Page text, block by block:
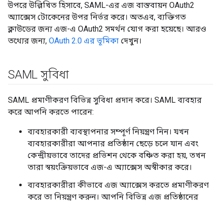
উপরে উল্লিখিত হিসাবে, SAML-এর এজ বাস্তবায়ন OAuth2
অ্যাক্সেস টোকেনের উপর নির্ভর করে। অতএব, ব্যক্তিগত
ক্লাউডের জন্য এজ-এ OAuth2 সমর্থন যোগ করা হয়েছে। আরও
তথ্যের জন্য, OAuth 2.0 এর ভূমিকা দেখুন।
SAML সুবিধা
SAML প্রমাণীকরণ বিভিন্ন সুবিধা প্রদান করে। SAML ব্যবহার
করে আপনি করতে পারেন:
ব্যবহারকারী ব্যবস্থাপনার সম্পূর্ণ নিয়ন্ত্রণ নিন। যখন
ব্যবহারকারীরা আপনার প্রতিষ্ঠান ছেড়ে চলে যান এবং
কেন্দ্রীয়ভাবে তাদের প্রভিশন থেকে বঞ্চিত করা হয়, তখন
তারা স্বয়ংক্রিয়ভাবে এজ-এ অ্যাক্সেস অস্বীকার করে।
ব্যবহারকারীরা কীভাবে এজ অ্যাক্সেস করতে প্রমাণীকরণ
করে তা নিয়ন্ত্রণ করুন। আপনি বিভিন্ন এজ প্রতিষ্ঠানের